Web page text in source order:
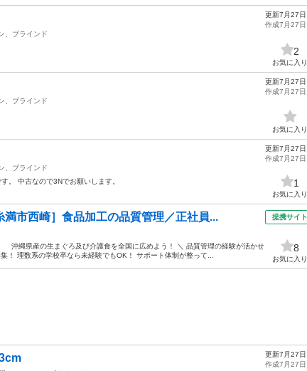
、ブラインド
更新7月27日
作成7月27日
2
お気に入り
、ブラインド
更新7月27日
作成7月27日
お気に入り
、ブラインド
中古なので3Nでお願いします。
更新7月27日
作成7月27日
1
お気に入り
満市西崎］食品加工の品質管理／正社員...
縄県産の生まぐろ及び介護食を全国に広めよう！ ＼ 品質管理の経験が活かせ
！ 理数系の学校卒なら未経験でもOK！ サポート体制が整って...
提携サイト
8
お気に入り
更新7月27日
作成7月27日